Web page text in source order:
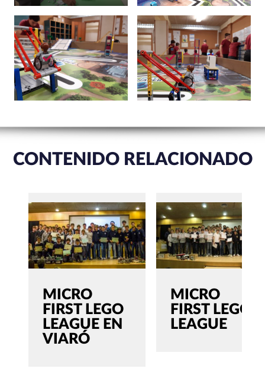
CONTENIDO RELACIONADO
MICRO
FIRST LEGO
LEAGUE EN
VIARÓ
MICRO
FIRST LEGO
LEAGUE